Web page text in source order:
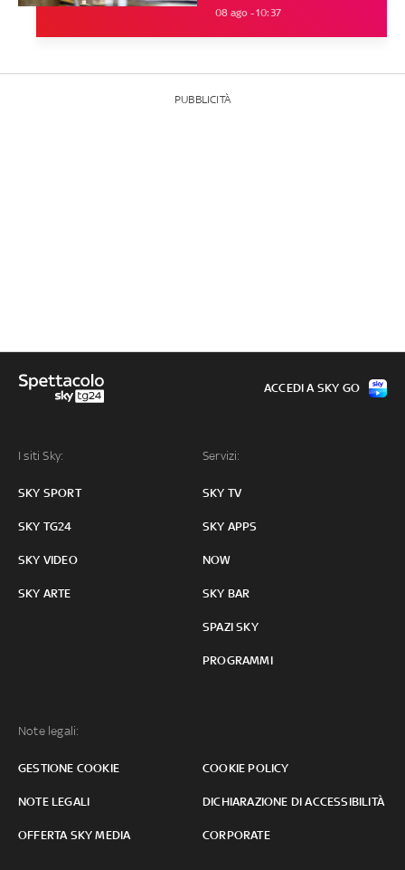
08 ago - 10:37
PUBBLICITÀ
I siti Sky:
SKY SPORT
SKY TG24
SKY VIDEO
SKY ARTE
Servizi:
SKY TV
SKY APPS
NOW
SKY BAR
SPAZI SKY
PROGRAMMI
Note legali:
GESTIONE COOKIE COOKIE POLICY
NOTE LEGALI DICHIARAZIONE DI ACCESSIBILITÀ
OFFERTA SKY MEDIA CORPORATE
ACCEDI A SKY GO